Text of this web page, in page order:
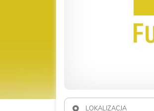
LOKALIZACJA